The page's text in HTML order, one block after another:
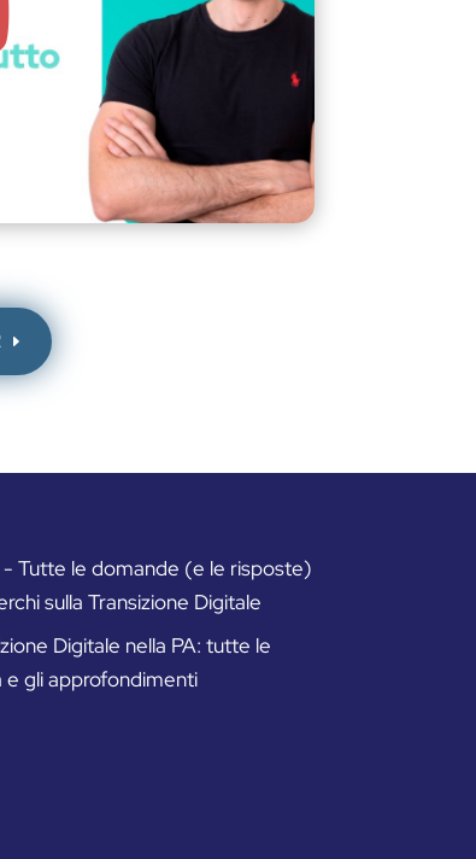
- Tutte le domande (e le risposte)
sulla Transizione Digitale
Digitale nella PA: tutte le
e gli approfondimenti